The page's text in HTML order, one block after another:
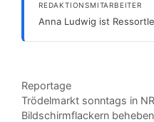
REDAKTIONSMITARBEITER
Anna Ludwig ist
Kategorien
Reportage
Trödelmarkt sonntags in
Bildschirmflackern